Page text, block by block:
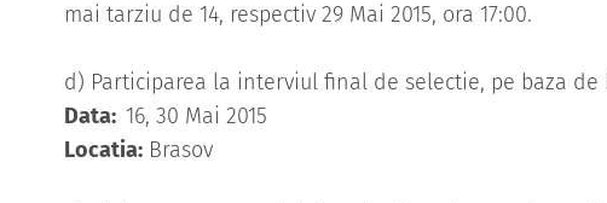
mai tarziu de 14, respectiv 29 Mai 2015, ora 17:00.
d) Participarea la interviul final de selectie, pe baza de
Data: 16, 30 Mai 2015
Locatia: Brasov